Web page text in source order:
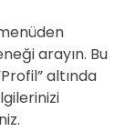
arayın. Bu
altında